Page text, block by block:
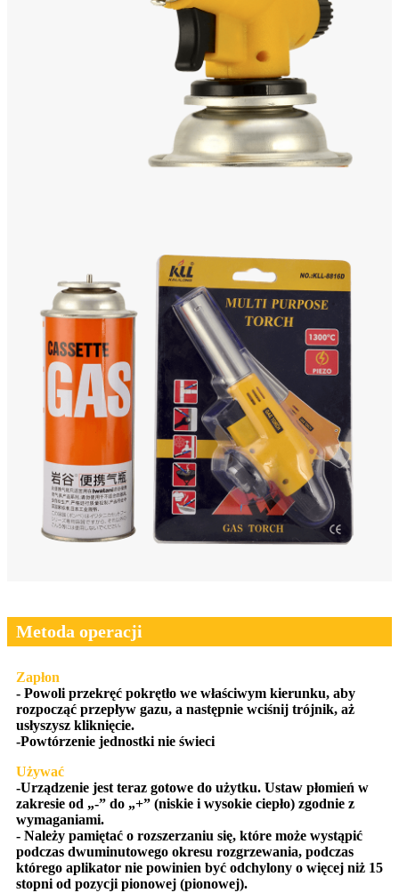
Metoda operacji
Zapłon
- Powoli przekręć pokrętło we właściwym kierunku, aby
rozpocząć przepływ gazu, a następnie wciśnij trójnik, aż
usłyszysz kliknięcie.
-Powtórzenie jednostki nie świeci
Używać
-Urządzenie jest teraz gotowe do użytku. Ustaw płomień w
zakresie od „-” do „+” (niskie i wysokie ciepło) zgodnie z
wymaganiami.
- Należy pamiętać o rozszerzaniu się, które może wystąpić
podczas dwuminutowego okresu rozgrzewania, podczas
którego aplikator nie powinien być odchylony o więcej niż 15
stopni od pozycji pionowej (pionowej).